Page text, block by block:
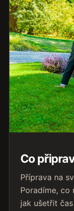
Co
Příprava na
Poradíme,
jak ušetřit